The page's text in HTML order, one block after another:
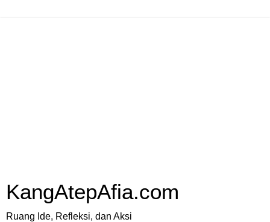
KangAtepAfia.com
Ruang Ide, Refleksi, dan Aksi